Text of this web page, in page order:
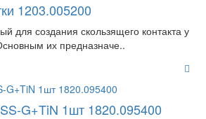
1203.005200
для создания скользящего контакта у
их предназначе..
G+TiN 1шт 1820.095400